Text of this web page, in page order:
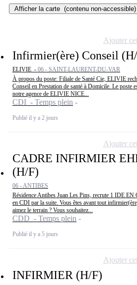
Afficher la carte (contenu non-accessible)
Infirmier(ère) Conseil
ELIVIE - 06 - SAINT-LAURENT-DU-VAR
À propos du poste: Filiale de Santé Cie, ELIVIE
Conseil en Prestation de santé à Domicile. Le poste
notre agence de ELIVIE NICE...
CDI - Temps plein
Publié il y a 2 jours
Ajouter
CADRE INFIRMIER
(H/F)
06 - ANTIBES
Résidence Antibes Juan Les Pins, recrute 1 IDE
en CDI par la suite. Vous êtes avant tout
aimez le terrain ? Vous souhaitez...
CDD - Temps plein
Publié il y a 5 jours
Ajouter
INFIRMIER (H/F)
Ajouter